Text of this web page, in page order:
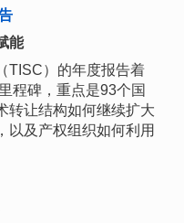
能
TISC）的年度报告着
程碑，重点是93个国
转让结构如何继续扩大
以及产权组织如何利用